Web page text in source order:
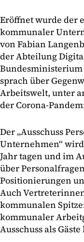
Eröffnet wurde der
kommunaler
von Fabian
der Abteilung
sprach über
Arbeitswelt, unter
der Corona-
Der „Ausschuss
Unternehmen“
Jahr tagen und im
über
Positionierungen
Auch
kommunalen
kommunaler
Ausschuss als